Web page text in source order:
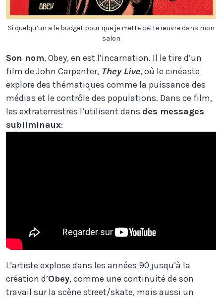
Si quelqu’un a le budget pour que je mette cette œuvre dans mon
salon
Son nom, Obey, en est l’incarnation. Il le tire d’un
film de John Carpenter, They Live, où le cinéaste
explore des thématiques comme la puissance des
médias et le contrôle des populations. Dans ce film,
les extraterrestres l’utilisent dans des messages
subliminaux:
L’artiste explose dans les années 90 jusqu’à la
création d’Obey, comme une continuité de son
travail sur la scène street/skate, mais aussi un